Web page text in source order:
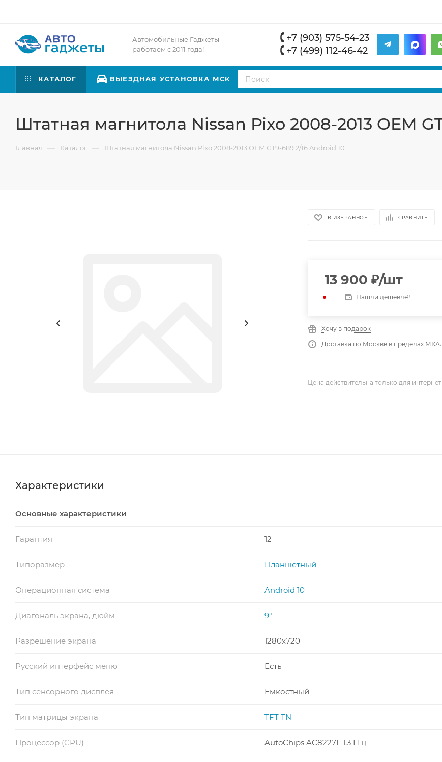
Автомобильные Гаджеты -
работаем с 2011 года!
+7 (903) 575-54-23
+7 (499) 112-46-42
КАТАЛОГ ВЫЕЗДНАЯ УСТАНОВКА МСК
Штатная магнитола Nissan Pixo 2008-2013 OEM
Главная — Каталог — Штатная магнитола Nissan Pixo 2008-2013 OEM GT9-689 2/16 Android 10
В ИЗБРАННОЕ СРАВНИТЬ
13 900 ₽/шт
Нашли дешевле?
Хочу в подарок
Доставка по Москве в пределах
Цена действительна только для
Характеристики
Основные характеристики
Гарантия 12
Типоразмер Планшетный
Операционная система Android 10
Диагональ экрана, дюйм 9"
Разрешение экрана 1280x720
Русский интерфейс меню Есть
Тип сенсорного дисплея Емкостный
Тип матрицы экрана TFT TN
Процессор (CPU) AutoChips AC8227L 1.3 ГГц